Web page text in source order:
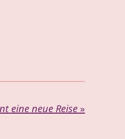
eine neue Reise »